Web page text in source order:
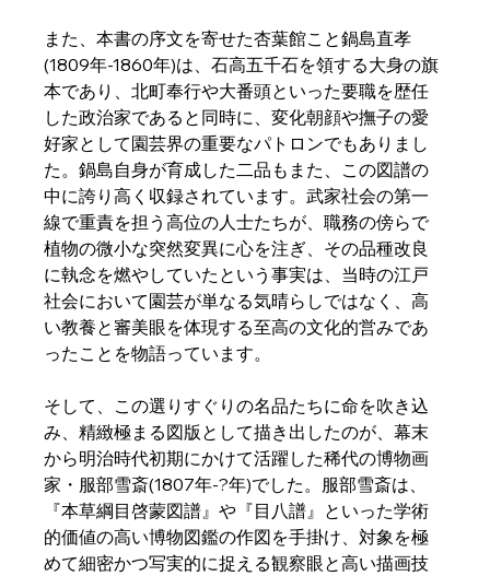
また、本書の序文を寄せた杏葉館こと鍋島直孝
(1809年-1860年)は、石高五千石を領する大身の旗
本であり、北町奉行や大番頭といった要職を歴任
した政治家であると同時に、変化朝顔や撫子の愛
好家として園芸界の重要なパトロンでもありまし
た。鍋島自身が育成した二品もまた、この図譜の
中に誇り高く収録されています。武家社会の第一
線で重責を担う高位の人士たちが、職務の傍らで
植物の微小な突然変異に心を注ぎ、その品種改良
に執念を燃やしていたという事実は、当時の江戸
社会において園芸が単なる気晴らしではなく、高
い教養と審美眼を体現する至高の文化的営みであ
ったことを物語っています。
そして、この選りすぐりの名品たちに命を吹き込
み、精緻極まる図版として描き出したのが、幕末
から明治時代初期にかけて活躍した稀代の博物画
家・服部雪斎(1807年-?年)でした。服部雪斎は、
『本草綱目啓蒙図譜』や『目八譜』といった学術
的価値の高い博物図鑑の作図を手掛け、対象を極
めて細密かつ写実的に捉える観察眼と高い描画技